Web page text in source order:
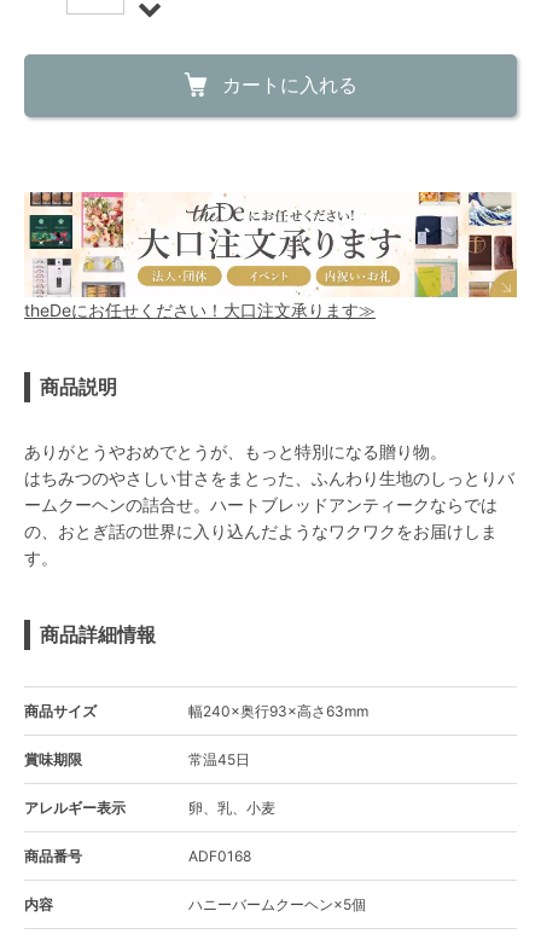
カートに入れる
theDeにお任せください！大口注文承ります≫
商品説明
ありがとうやおめでとうが、もっと特別になる贈り物。
はちみつのやさしい甘さをまとった、ふんわり生地のしっとりバ
ームクーヘンの詰合せ。ハートブレッドアンティークならでは
の、おとぎ話の世界に入り込んだようなワクワクをお届けしま
す。
商品詳細情報
商品サイズ 幅240×奥行93×高さ63mm
賞味期限 常温45日
アレルギー表示 卵、乳、小麦
商品番号 ADF0168
内容 ハニーバームクーヘン×5個